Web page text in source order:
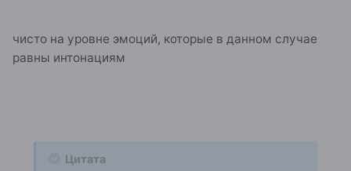
чисто на уровне эмоций, которые в данном случае
равны интонациям
Цитата